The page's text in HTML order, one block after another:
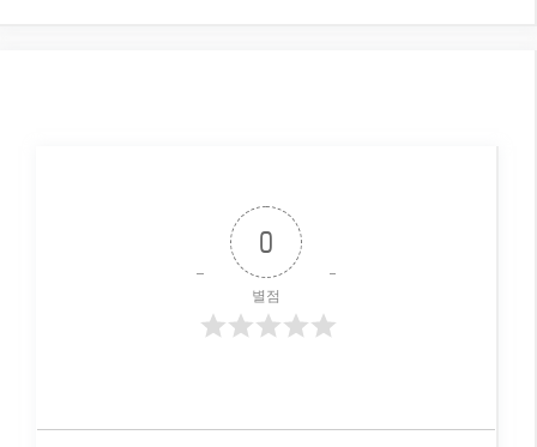
0
별점